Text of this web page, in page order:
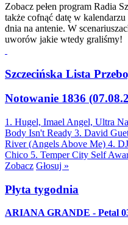
Zobacz pełen program Radia
także cofnąć datę w
dnia na antenie. W
uworów jakie wtedy graliśmy!
Szczecińska Lista
Notowanie 1836
1. Hugel, Imael Angel, Ultra
Body Isn't Ready 3. David
River (Angels Above Me) 4.
Chico 5. Temper City Self
Zobacz Głosuj »
Płyta tygodnia
ARIANA GRANDE - Petal